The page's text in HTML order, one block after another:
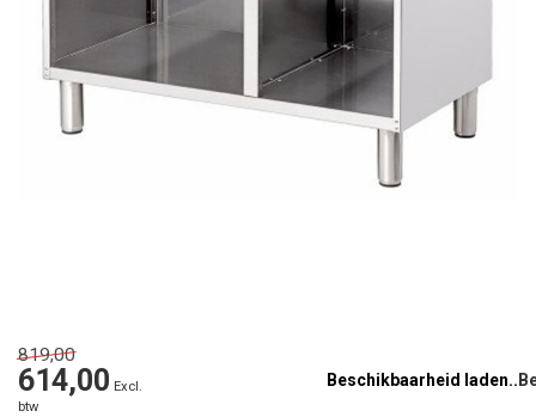
819,00
614,00 Excl.
btw
Beschikbaarheid laden..